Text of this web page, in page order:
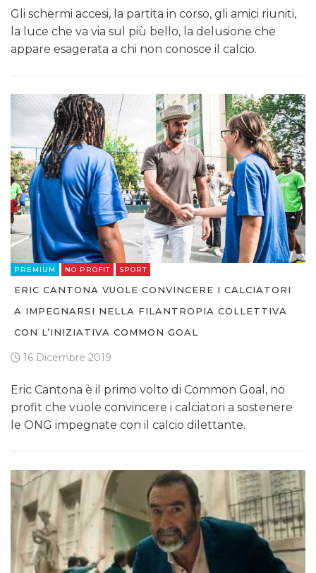
Gli schermi accesi, la partita in corso, gli amici riuniti,
la luce che va via sul più bello, la delusione che
appare esagerata a chi non conosce il calcio.
PREMIUM NO PROFIT SPORT
ERIC CANTONA VUOLE CONVINCERE I CALCIATORI
A IMPEGNARSI NELLA FILANTROPIA COLLETTIVA
CON L’INIZIATIVA COMMON GOAL
16 Dicembre 2019
Eric Cantona è il primo volto di Common Goal, no
profit che vuole convincere i calciatori a sostenere
le ONG impegnate con il calcio dilettante.